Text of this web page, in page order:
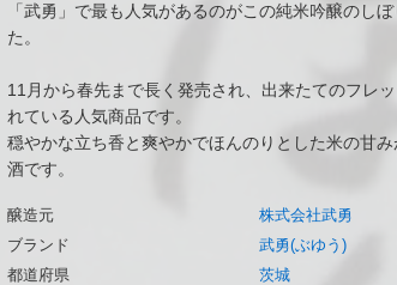
「武勇」で最も人気があるのがこの純米吟醸のし
た。
11月から春先まで長く発売され、出来たてのフレ
れている人気商品です。
穏やかな立ち香と爽やかでほんのりとした米の甘
酒です。
醸造元
株式会社武勇
ブランド
武勇(ぶゆう)
都道府県
茨城